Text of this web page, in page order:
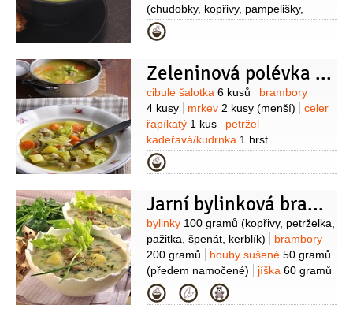
(chudobky, kopřivy, pampelišky,
pažitky, petrželky)
50 mililitrů
vejce1 kus
Kategorie
Zeleninová polévka s kaprem
Suroviny
cibule šalotka 6 kusů
brambory
4 kusy
mrkev 2 kusy (menší)
celer
řapíkatý 1 kus
petržel
kadeřavá/kudrnka 1 hrst
(nasekaná)
1 lžíce (může být i
(mletý)
citronová kůra
Na vývar:
kapr 200 gramů
(hlava a kousek
masa)
bobkový list 2 listy
pepř
černý
2 kuličky (celý)
tymián
1 snítka
1/2 lžičky
Kategorie
Jarní bylinková bramboračka
Suroviny
bylinky 100 gramů (kopřivy, petrželka,
pažitka, špenát, kerblík)
brambory
200 gramů
houby sušené 50 gramů
(předem namočené)
jíška 60 gramů
(máslová)
vývar
kostí)
smetana4 lžíce
kmín
Kategorie